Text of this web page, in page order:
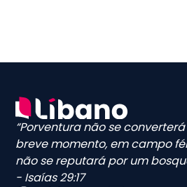
“Porventura não se
breve momento, em campo
não se reputará por um
- Isaías 29:17